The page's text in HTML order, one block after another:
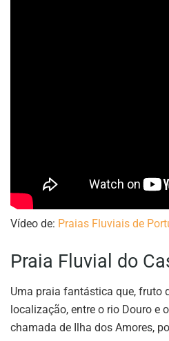
Vídeo de: Praias Fluviais de
Praia Fluvial do
Uma praia fantástica que, fruto
localização, entre o rio Douro e
chamada de Ilha dos Amores,